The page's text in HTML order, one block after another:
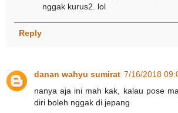
nggak kurus2. lol
Reply
danan wahyu sumirat 7/16/2018
nanya aja ini mah kak, kalau pose
diri boleh nggak di jepang